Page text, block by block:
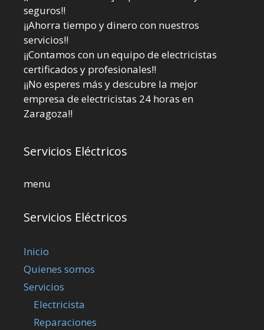
seguros!!
¡¡Ahorra tiempo y dinero con nuestros
servicios!!
¡¡Contamos con un equipo de electricistas
certificados y profesionales!!
¡¡No esperes más y descubre la mejor
empresa de electricistas 24 horas en
Zaragoza!!
Servicios Eléctricos
menu
Servicios Eléctricos
Inicio
Quienes somos
Servicios
Electricista
Reparaciones